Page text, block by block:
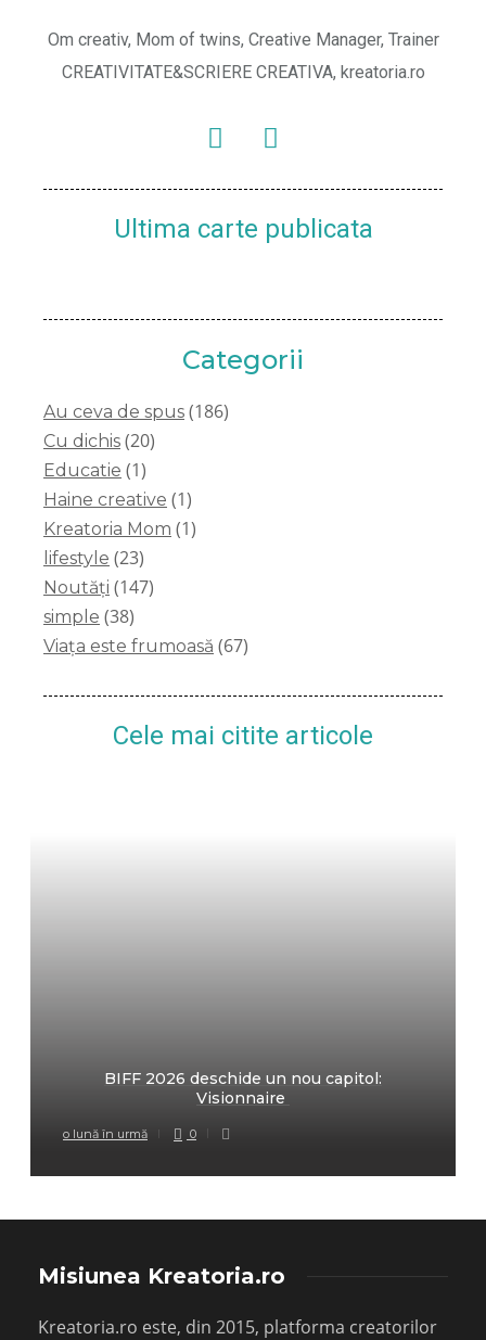
Om creativ, Mom of twins, Creative Manager, Trainer
CREATIVITATE&SCRIERE CREATIVA, kreatoria.ro
Ultima carte publicata
Categorii
Au ceva de spus (186)
Cu dichis (20)
Educatie (1)
Haine creative (1)
Kreatoria Mom (1)
lifestyle (23)
Noutăți (147)
simple (38)
Viața este frumoasă (67)
Cele mai citite articole
BIFF 2026 deschide un nou capitol:
Visionnaire
o lună în urmă 0
Misiunea Kreatoria.ro
Kreatoria.ro este, din 2015, platforma creatorilor